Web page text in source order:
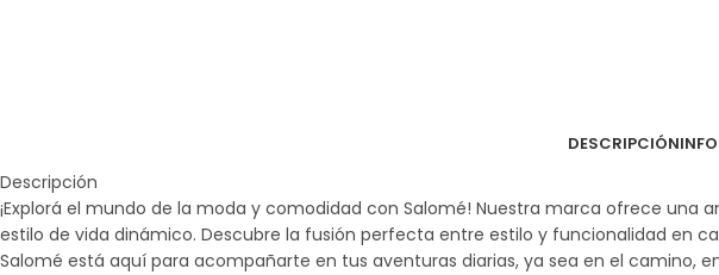
DESCRIPCIÓN
Descripción
¡Explorá el mundo de la moda y comodidad con Salomé! Nuestra marca ofrece
estilo de vida dinámico. Descubre la fusión perfecta entre estilo y funcionalidad en
Salomé está aquí para acompañarte en tus aventuras diarias, ya sea en el camino,